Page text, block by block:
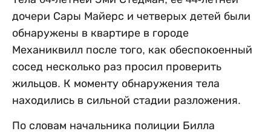
дочери Сары Майерс и четверых детей были
обнаружены в квартире в городе
Механиквилл после того, как обеспокоенный
сосед несколько раз просил проверить
жильцов. К моменту обнаружения тела
находились в сильной стадии разложения.
По словам начальника полиции Билла